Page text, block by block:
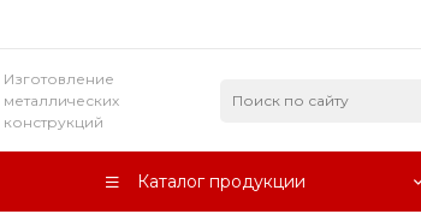
Изготовление
металлических
конструкций
Каталог продукции